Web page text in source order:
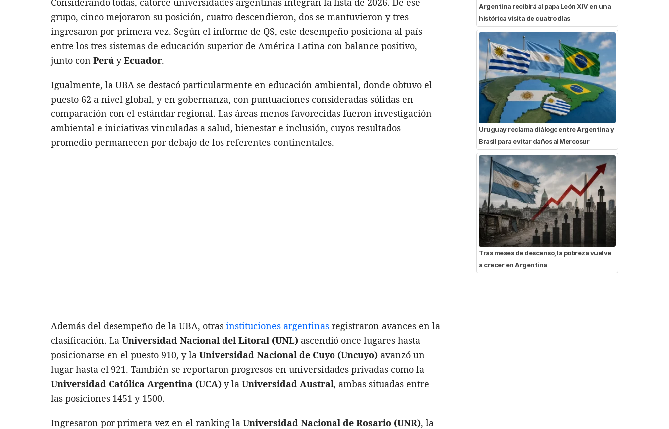
grupo, cinco mejoraron su posición, cuatro descendieron, dos se mantuvieron y tres
ingresaron por primera vez. Según el informe de QS, este desempeño posiciona al país
entre los tres sistemas de educación superior de América Latina con balance positivo,
junto con Perú yEcuador.
Igualmente, la UBA se destacó particularmente en educación ambiental, donde obtuvo el
puesto 62 a nivel global, y en gobernanza, con puntuaciones consideradas sólidas en
comparación con el estándar regional. Las áreas menos favorecidas fueron investigación
ambiental e iniciativas vinculadas a salud, bienestar e inclusión, cuyos resultados
promedio permanecen por debajo de los referentes continentales.
Además del desempeño de la UBA, otras instituciones argentinas registraron avances en la
clasificación. La Universidad Nacional del Litoral (UNL) ascendió once lugares hasta
posicionarse en el puesto 910, y la Universidad Nacional de Cuyo (Uncuyo) avanzó un
lugar hasta el 921. También se reportaron progresos en universidades privadas como la
Universidad Católica Argentina (UCA) y la Universidad Austral, ambas situadas entre
las posiciones 1451 y 1500.
Ingresaron por primera vez en el ranking la Universidad Nacional de Rosario (UNR), la
Argentina recibirá al papa León XIV en una
histórica visita de cuatro días
Uruguay reclama diálogo entre Argentina y
Brasil para evitar daños al Mercosur
Tras meses de descenso, la pobreza vuelve
a crecer en Argentina